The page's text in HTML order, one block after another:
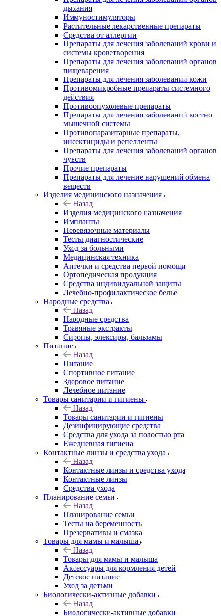
дыхания
Иммуностимуляторы
Растительные лекарственные препараты
Средства от аллергии
Препараты для лечения заболеваний крови и
системы кроветворения
Препараты для лечения заболеваний органов
пищеварения
Препараты для лечения заболеваний кожи
Противомикробные препараты системного
действия
Противоопухолевые препараты
Препараты для лечения заболеваний костно-
мышечной системы
Противопаразитарные препараты,
инсектициды и репелленты
Препараты для лечения заболеваний органов
чувств
Прочие препараты
Препараты для лечение нарушений обмена
веществ
Изделия медицинского назначения
Назад
Изделия медицинского назначения
Импланты
Перевязочные материалы
Тесты диагностические
Уход за больными
Медицинская техника
Аптечки и средства первой помощи
Ортопедическая продукция
Средства индивидуальной защиты
Лечебно-профилактическое белье
Народные средства
Назад
Народные средства
Травяные экстракты
Сиропы, элексиры, бальзамы
Питание
Назад
Питание
Спортивное питание
Здоровое питание
Лечебное питание
Товары санитарии и гигиены
Назад
Товары санитарии и гигиены
Дезинфицирующие средства
Средства для ухода за полостью рта
Ежедневная гигиена
Контактные линзы и средства ухода
Назад
Контактные линзы и средства ухода
Контактные линзы
Средства ухода
Планирование семьи
Назад
Планирование семьи
Тесты на беременность
Презервативы и смазка
Товары для мамы и малыша
Назад
Товары для мамы и малыша
Аксессуары для кормления детей
Детское питание
Уход за детьми
Биологически-активные добавки
Назад
Биологически-активные добавки